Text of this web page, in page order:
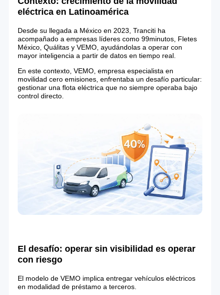
eléctrica en Latinoamérica
Desde su llegada a México en 2023, Tranciti ha
acompañado a empresas líderes como 99minutos, Fletes
México, Quálitas y VEMO, ayudándolas a operar con
mayor inteligencia a partir de datos en tiempo real.
En este contexto, VEMO, empresa especialista en
movilidad cero emisiones, enfrentaba un desafío particular:
gestionar una flota eléctrica que no siempre operaba bajo
control directo.
El desafío: operar sin visibilidad es operar
con riesgo
El modelo de VEMO implica entregar vehículos eléctricos
en modalidad de préstamo a terceros.